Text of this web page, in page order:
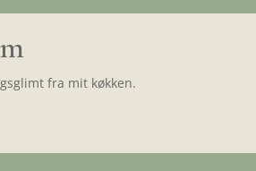
fra mit køkken.